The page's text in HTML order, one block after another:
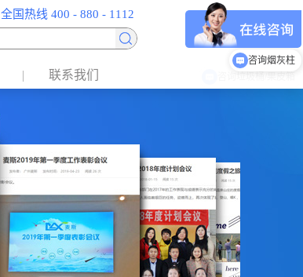
全国热线 400 - 880 - 1112
联系我们
咨询烟灰柱